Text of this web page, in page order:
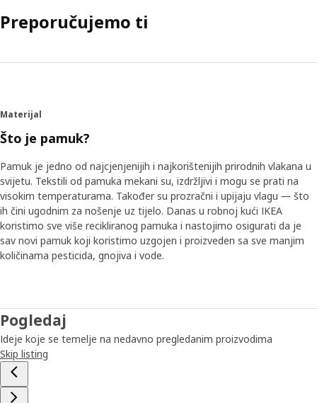
Preporučujemo ti
Materijal
Što je pamuk?
Pamuk je jedno od najcjenjenijih i najkorištenijih prirodnih vlakana u
svijetu. Tekstili od pamuka mekani su, izdržljivi i mogu se prati na
visokim temperaturama. Također su prozračni i upijaju vlagu ― što
ih čini ugodnim za nošenje uz tijelo. Danas u robnoj kući IKEA
koristimo sve više recikliranog pamuka i nastojimo osigurati da je
sav novi pamuk koji koristimo uzgojen i proizveden sa sve manjim
količinama pesticida, gnojiva i vode.
Pogledaj
Ideje koje se temelje na nedavno pregledanim proizvodima
Skip listing